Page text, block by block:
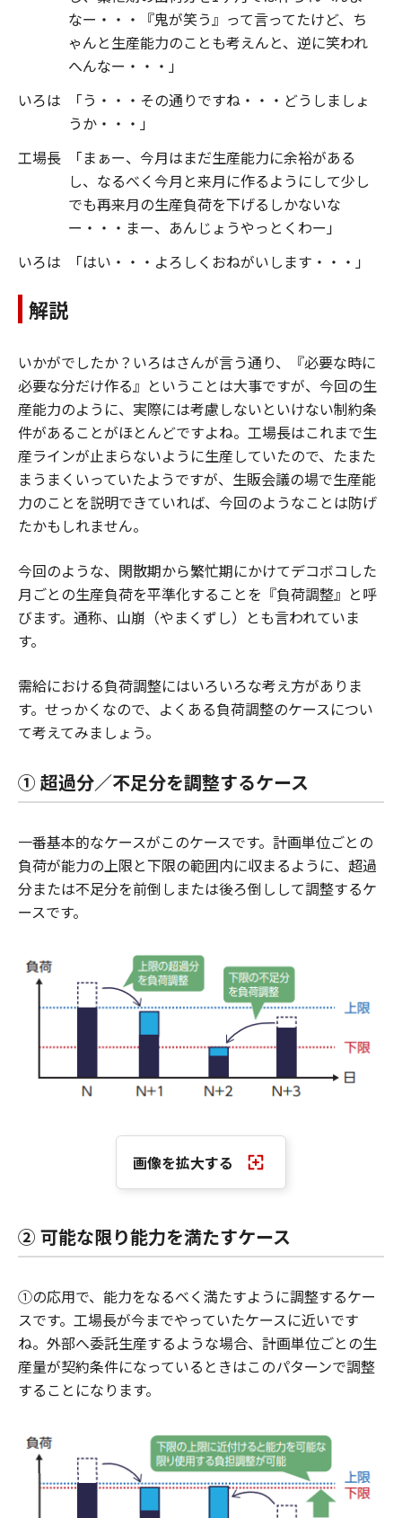
なー・・・『鬼が笑う』って言ってたけど、ち
ゃんと生産能力のことも考えんと、逆に笑われ
へんなー・・・」
いろは
「う・・・その通りですね・・・どうしましょ
うか・・・」
工場長
「まぁー、今月はまだ生産能力に余裕がある
し、なるべく今月と来月に作るようにして少し
でも再来月の生産負荷を下げるしかないな
ー・・・まー、あんじょうやっとくわー」
いろは
「はい・・・よろしくおねがいします・・・」
解説
いかがでしたか？いろはさんが言う通り、『必要な時に
必要な分だけ作る』ということは大事ですが、今回の生
産能力のように、実際には考慮しないといけない制約条
件があることがほとんどですよね。工場長はこれまで生
産ラインが止まらないように生産していたので、たまた
まうまくいっていたようですが、生販会議の場で生産能
力のことを説明できていれば、今回のようなことは防げ
たかもしれません。
今回のような、閑散期から繁忙期にかけてデコボコした
月ごとの生産負荷を平準化することを『負荷調整』と呼
びます。通称、山崩（やまくずし）とも言われていま
す。
需給における負荷調整にはいろいろな考え方がありま
す。せっかくなので、よくある負荷調整のケースについ
て考えてみましょう。
① 超過分／不足分を調整するケース
一番基本的なケースがこのケースです。計画単位ごとの
負荷が能力の上限と下限の範囲内に収まるように、超過
分または不足分を前倒しまたは後ろ倒しして調整するケ
ースです。
画像を拡大する
② 可能な限り能力を満たすケース
①の応用で、能力をなるべく満たすように調整するケー
スです。工場長が今までやっていたケースに近いです
ね。外部へ委託生産するような場合、計画単位ごとの生
産量が契約条件になっているときはこのパターンで調整
することになります。